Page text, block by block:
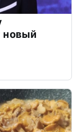
новый